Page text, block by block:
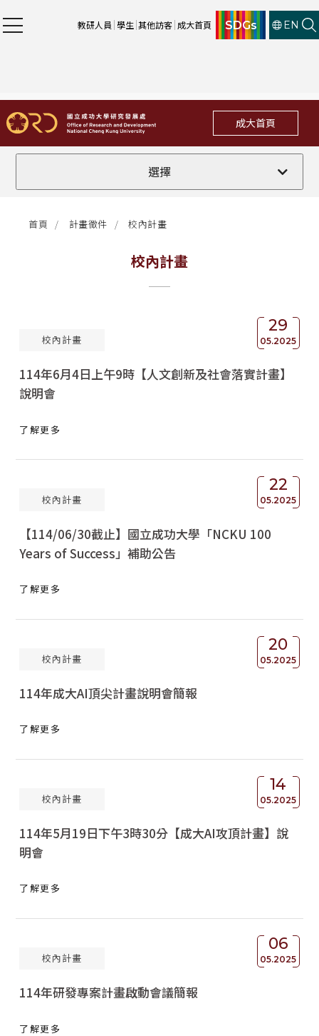
教研人員 學生 其他訪客 成大首頁 SDGs EN
成大首頁
選擇
全部
法規修訂
活動訊息
首頁 計畫徵件 校內計畫
校內計畫
29
05.2025
校內計畫
114年6月4日上午9時【人文創新及社會落實計畫】
說明會
了解更多
22
05.2025
校內計畫
【114/06/30截止】國立成功大學「NCKU 100
Years of Success」補助公告
了解更多
20
05.2025
校內計畫
114年成大AI頂尖計畫說明會簡報
了解更多
14
05.2025
校內計畫
114年5月19日下午3時30分【成大AI攻頂計畫】說
明會
了解更多
06
05.2025
校內計畫
114年研發專案計畫啟動會議簡報
了解更多